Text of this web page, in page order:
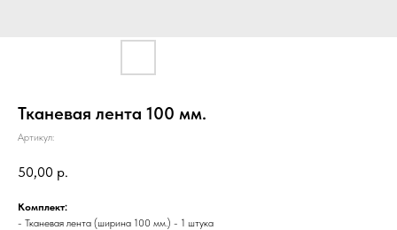
Тканевая лента 100 мм.
Артикул:
50,00 р.
Комплект:
- Тканевая лента (ширина 100 мм.) - 1 штука